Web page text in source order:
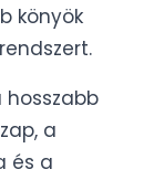
könyök
hosszabb
a
és a